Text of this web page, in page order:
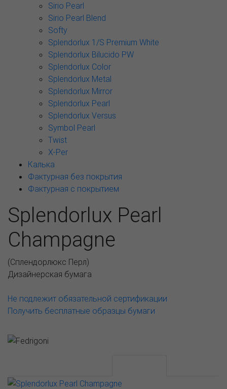
Sirio Pearl
Sirio Pearl Blend
Softy
Splendorlux 1/S Premium White
Splendorlux Bilucido PW
Splendorlux Color
Splendorlux Metal
Splendorlux Mirror
Splendorlux Pearl
Splendorlux Versus
Symbol Pearl
Twist
X-Per
Калька
Фактурная без покрытия
Фактурная с покрытием
Splendorlux Pearl
Champagne
(Сплендорлюкс Перл)
Дизайнерская бумага
Не подлежит обязательной сертификации
Получить бесплатные образцы бумаги